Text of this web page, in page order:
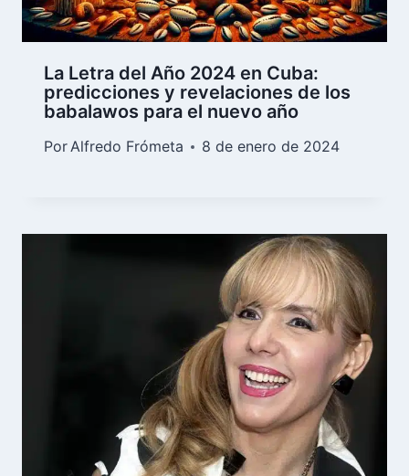
La Letra del Año 2024 en Cuba:
predicciones y revelaciones de los
babalawos para el nuevo año
PorAlfredo Frómeta 8 de enero de 2024